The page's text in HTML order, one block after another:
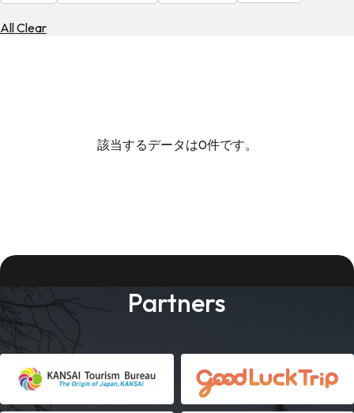
All Clear
該当するデータは0件です。
Partners